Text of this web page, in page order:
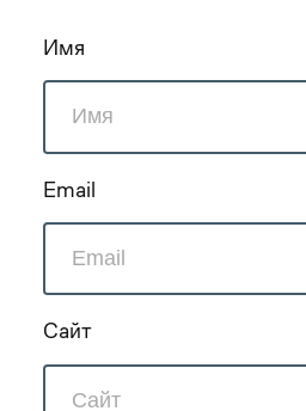
Имя
Email
Сайт